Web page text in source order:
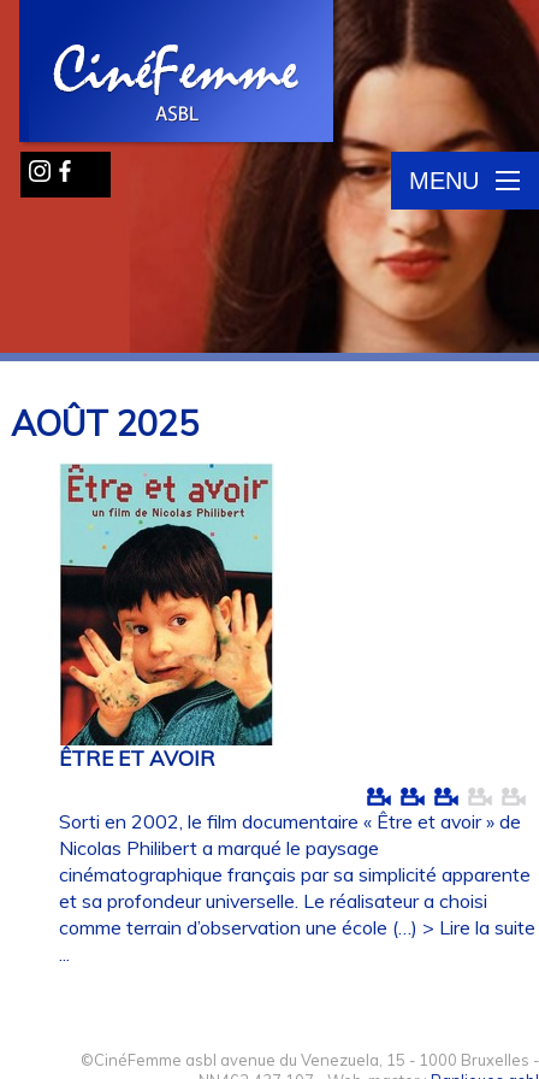
MENU
AOÛT2025
ÊTRE ET AVOIR
Sorti en 2002, le film documentaire « Être et avoir » de
Nicolas Philibert a marqué le paysage
cinématographique français par sa simplicité apparente
et sa profondeur universelle. Le réalisateur a choisi
comme terrain d’observation une école (…) > Lire la suite
©CinéFemme asbl avenue du Venezuela, 15 - 1000 Bruxelles -